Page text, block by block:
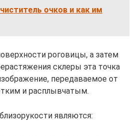
очков и как им
роговицы, а затем
склеры эта точка
передаваемое от
и расплывчатым.
являются: